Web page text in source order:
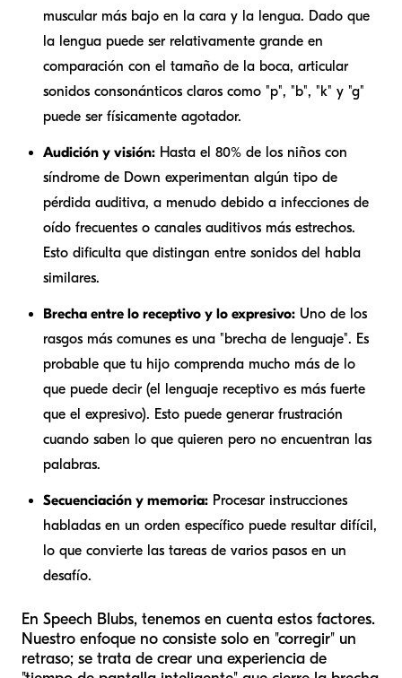
muscular más bajo en la cara y la lengua. Dado que
la lengua puede ser relativamente grande en
comparación con el tamaño de la boca, articular
sonidos consonánticos claros como "p", "b", "k" y "g"
puede ser físicamente agotador.
Audición y visión: Hasta el 80% de los niños con
síndrome de Down experimentan algún tipo de
pérdida auditiva, a menudo debido a infecciones de
oído frecuentes o canales auditivos más estrechos.
Esto dificulta que distingan entre sonidos del habla
similares.
Brecha entre lo receptivo y lo expresivo: Uno de los
rasgos más comunes es una "brecha de lenguaje". Es
probable que tu hijo comprenda mucho más de lo
que puede decir (el lenguaje receptivo es más fuerte
que el expresivo). Esto puede generar frustración
cuando saben lo que quieren pero no encuentran las
palabras.
Secuenciación y memoria: Procesar instrucciones
habladas en un orden específico puede resultar difícil,
lo que convierte las tareas de varios pasos en un
desafío.
En Speech Blubs, tenemos en cuenta estos factores.
Nuestro enfoque no consiste solo en "corregir" un
retraso; se trata de crear una experiencia de